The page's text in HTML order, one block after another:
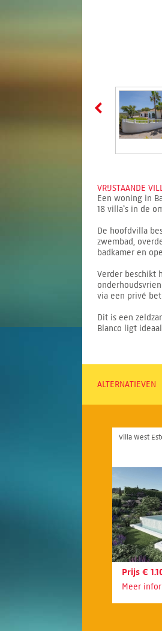
VRIJSTAANDE
Een woning in
18 villa’s in de
De hoofdvilla
zwembad,
badkamer en
Verder beschikt
via een privé
Dit is een
Blanco ligt
ALTERNATIEVEN
Villa West
Prijs €
Meer